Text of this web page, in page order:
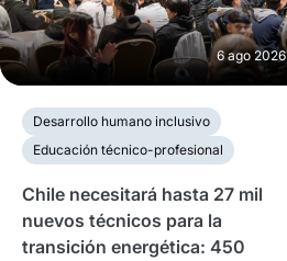
6 ago 2026
Desarrollo humano inclusivo
Educación técnico-profesional
Chile necesitará hasta 27 mil
nuevos técnicos para la
transición energética: 450